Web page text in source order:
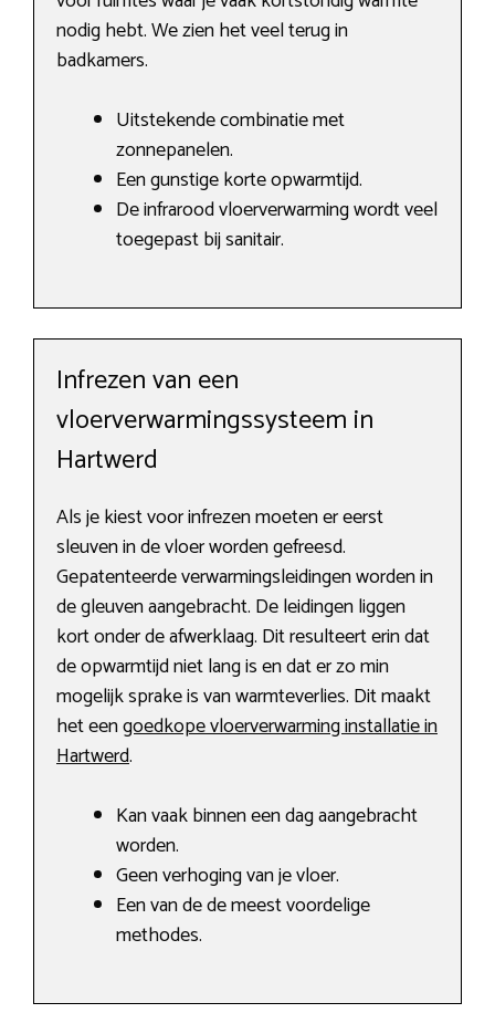
nodig hebt. We zien het veel terug in
badkamers.
Uitstekende combinatie met
zonnepanelen.
Een gunstige korte opwarmtijd.
De infrarood vloerverwarming wordt veel
toegepast bij sanitair.
Infrezen van een
vloerverwarmingssysteem in
Hartwerd
Als je kiest voor infrezen moeten er eerst
sleuven in de vloer worden gefreesd.
Gepatenteerde verwarmingsleidingen worden in
de gleuven aangebracht. De leidingen liggen
kort onder de afwerklaag. Dit resulteert erin dat
de opwarmtijd niet lang is en dat er zo min
mogelijk sprake is van warmteverlies. Dit maakt
het eengoedkope vloerverwarming installatie in
Hartwerd.
Kan vaak binnen een dag aangebracht
worden.
Geen verhoging van je vloer.
Een van de de meest voordelige
methodes.